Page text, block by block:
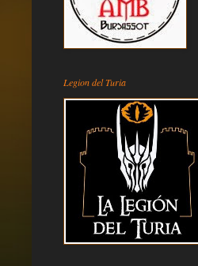
Legion del Turia